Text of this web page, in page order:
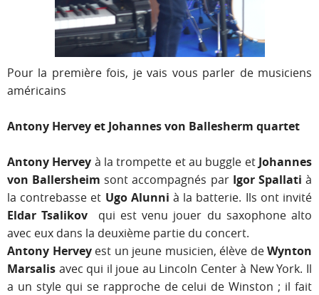
Pour la première fois, je vais vous parler de musiciens
américains
Antony Hervey et Johannes von Ballesherm quartet
Antony Hervey à la trompette et au buggle et Johannes
von Ballersheim sont accompagnés parIgor Spallati à
la contrebasse et Ugo Alunnià la batterie. Ils ont invité
Eldar Tsalikov qui est venu jouer du saxophone alto
avec eux dans la deuxième partie du concert.
Antony Herveyest un jeune musicien, élève deWynton
Marsalis avec qui il joue au Lincoln Center à New York. Il
a un style qui se rapproche de celui de Winston ; il fait